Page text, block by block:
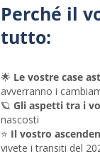
Perché il
tutto:
🌟 Le vostre case
avverranno i
🪐 Gli aspetti tra i
nascosti
⭐ Il vostro
vivete i transiti del